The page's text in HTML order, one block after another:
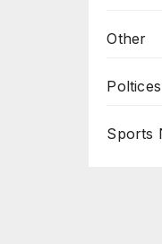
Other
Sports